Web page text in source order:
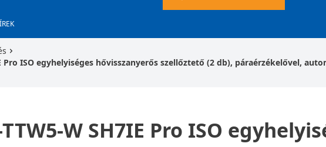
Pro ISO egyhelyiséges hővisszanyerős szellőztető (2 db), páraérzékelővel,
W SH7IE Pro ISO